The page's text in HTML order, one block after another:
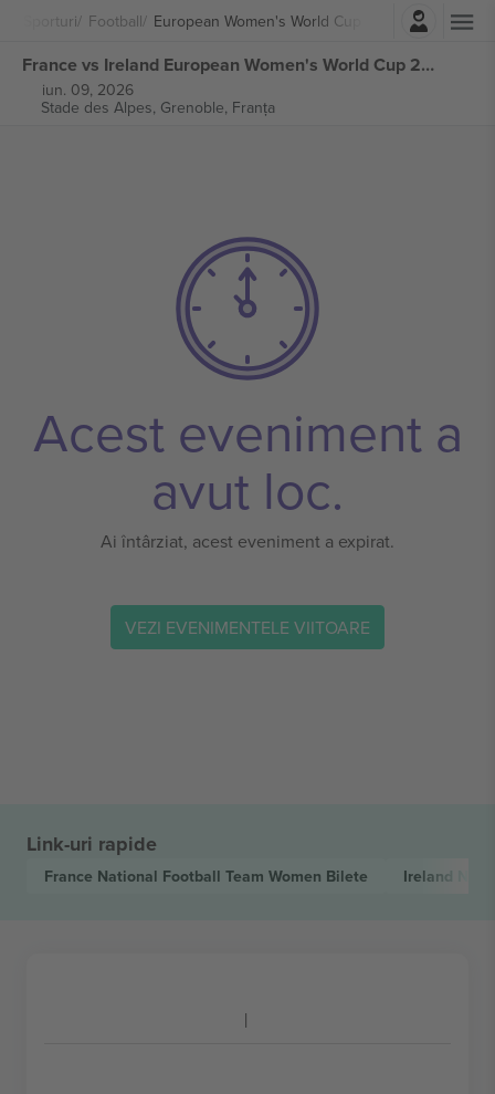
Sporturi Football European Women's World Cup 2027 Qualifiers
Autentificare
France vs Ireland European Women's World Cup 2027 Qualifiers bilete
iun. 09, 2026
Stade des Alpes, Grenoble, Franța
Acest eveniment a
avut loc.
Ai întârziat, acest eveniment a expirat.
VEZI EVENIMENTELE VIITOARE
Link-uri rapide
France National Football Team Women Bilete Ireland